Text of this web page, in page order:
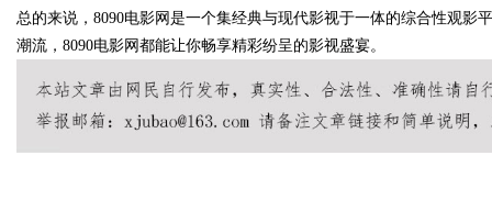
Bo
总的来说，8090电影网是一个集经典与现代影视于一体的综合性观
潮流，8090电影网都能让你畅享精彩纷呈的影视盛宴。